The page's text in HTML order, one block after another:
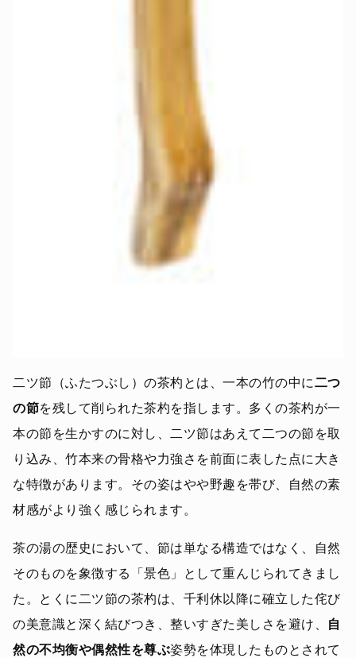
二ツ節（ふたつぶし）の茶杓とは、一本の竹の中に二つ
の節を残して削られた茶杓を指します。多くの茶杓が一
本の節を生かすのに対し、二ツ節はあえて二つの節を取
り込み、竹本来の骨格や力強さを前面に表した点に大き
な特徴があります。その姿はやや野趣を帯び、自然の素
材感がより強く感じられます。
茶の湯の歴史において、節は単なる構造ではなく、自然
そのものを象徴する「景色」として重んじられてきまし
た。とくに二ツ節の茶杓は、千利休以降に確立した侘び
の美意識と深く結びつき、整いすぎた美しさを避け、
自
然の不均衡や偶然性を尊ぶ姿勢を体現したものとされて